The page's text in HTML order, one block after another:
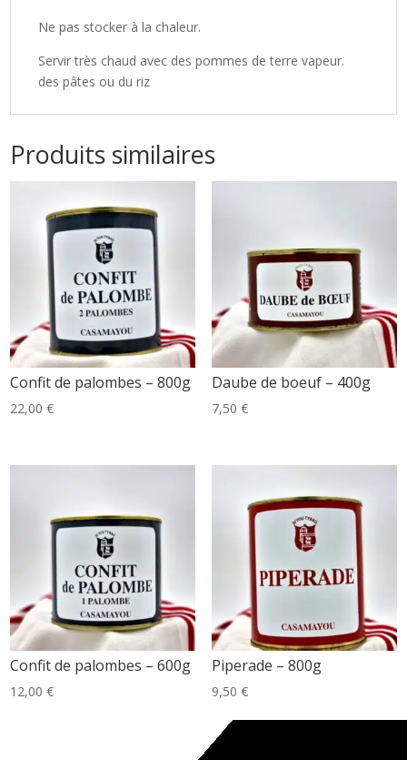
Ne pas stocker à la chaleur.
Servir très chaud avec des pommes de terre vapeur.
des pâtes ou du riz
Produits similaires
Confit de palombes – 800g
22,00€
Daube de boeuf – 400g
7,50 €
Confit de palombes – 600g
12,00€
Piperade – 800g
9,50 €